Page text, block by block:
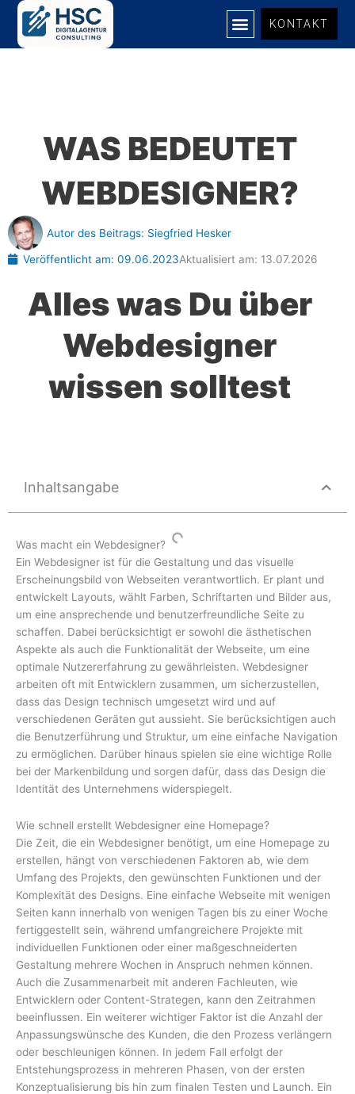
Zum
springen
KONTAKT
WAS BEDEUTET
WEBDESIGNER?
Autor des Beitrags: Siegfried Hesker
Veröffentlicht am: 09.06.2023Aktualisiert am: 13.07.2026
Alles was Du über
Webdesigner
wissen solltest
Inhaltsangabe
Was macht ein Webdesigner?
Ein Webdesigner ist für die Gestaltung und das visuelle
Erscheinungsbild von Webseiten verantwortlich. Er plant und
entwickelt Layouts, wählt Farben, Schriftarten und Bilder aus,
um eine ansprechende und benutzerfreundliche Seite zu
schaffen. Dabei berücksichtigt er sowohl die ästhetischen
Aspekte als auch die Funktionalität der Webseite, um eine
optimale Nutzererfahrung zu gewährleisten. Webdesigner
arbeiten oft mit Entwicklern zusammen, um sicherzustellen,
dass das Design technisch umgesetzt wird und auf
verschiedenen Geräten gut aussieht. Sie berücksichtigen auch
die Benutzerführung und Struktur, um eine einfache Navigation
zu ermöglichen. Darüber hinaus spielen sie eine wichtige Rolle
bei der Markenbildung und sorgen dafür, dass das Design die
Identität des Unternehmens widerspiegelt.
Wie schnell erstellt Webdesigner eine Homepage?
Die Zeit, die ein Webdesigner benötigt, um eine Homepage zu
erstellen, hängt von verschiedenen Faktoren ab, wie dem
Umfang des Projekts, den gewünschten Funktionen und der
Komplexität des Designs. Eine einfache Webseite mit wenigen
Seiten kann innerhalb von wenigen Tagen bis zu einer Woche
fertiggestellt sein, während umfangreichere Projekte mit
individuellen Funktionen oder einer maßgeschneiderten
Gestaltung mehrere Wochen in Anspruch nehmen können.
Auch die Zusammenarbeit mit anderen Fachleuten, wie
Entwicklern oder Content-Strategen, kann den Zeitrahmen
beeinflussen. Ein weiterer wichtiger Faktor ist die Anzahl der
Anpassungswünsche des Kunden, die den Prozess verlängern
oder beschleunigen können. In jedem Fall erfolgt der
Entstehungsprozess in mehreren Phasen, von der ersten
Konzeptualisierung bis hin zum finalen Testen und Launch. Ein